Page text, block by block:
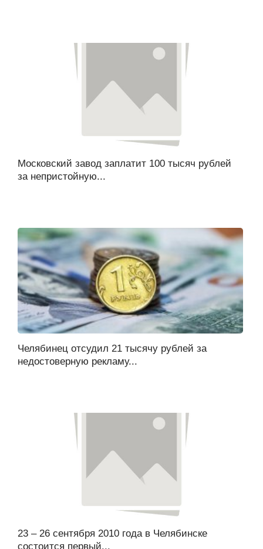
Московский завод заплатит 100 тысяч рублей
за непристойную...
Челябинец отсудил 21 тысячу рублей за
недостоверную рекламу...
23 – 26 сентября 2010 года в Челябинске
состоится первый...